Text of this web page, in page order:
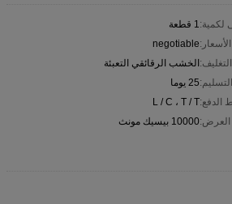
لكمية:1 قطعة
الأسعار:negotiable
الخشب الرقائقي التعبئة
25 يوما
الدفع:L / C ، T / T
العرض:10000 بيسيك مونث